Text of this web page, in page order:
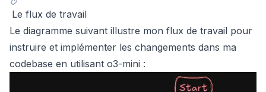
Le flux de travail
Le diagramme suivant illustre mon flux de travail pour
instruire et implémenter les changements dans ma
codebase en utilisant o3-mini :